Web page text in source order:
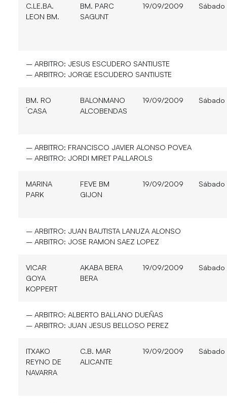
C.LE.BA.
LEON BM.
BM. PARC
SAGUNT
19/09/2009 Sábado
– ARBITRO: JESUS ESCUDERO SANTIUSTE
– ARBITRO: JORGE ESCUDERO SANTIUSTE
BM. RO
´CASA
BALONMANO
ALCOBENDAS
19/09/2009 Sábado
– ARBITRO: FRANCISCO JAVIER ALONSO POVEA
– ARBITRO: JORDI MIRET PALLAROLS
MARINA
PARK
FEVE BM
GIJON
19/09/2009 Sábado
– ARBITRO: JUAN BAUTISTA LANUZA ALONSO
– ARBITRO: JOSE RAMON SAEZ LOPEZ
VICAR
GOYA
KOPPERT
AKABA BERA
BERA
19/09/2009 Sábado
– ARBITRO: ALBERTO BALLANO DUEÑAS
– ARBITRO: JUAN JESUS BELLOSO PEREZ
ITXAKO
REYNO DE
NAVARRA
C.B. MAR
ALICANTE
19/09/2009 Sábado